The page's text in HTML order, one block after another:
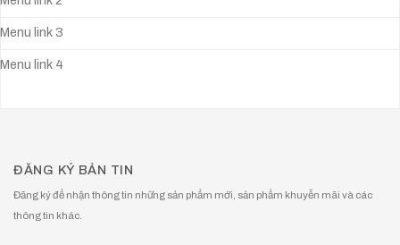
Menu link 3
Menu link 4
ĐĂNG KÝ BẢN TIN
Đăng ký để nhận thông tin những sản phẩm mới, sản phẩm khuyễn mãi và các
thông tin khác.